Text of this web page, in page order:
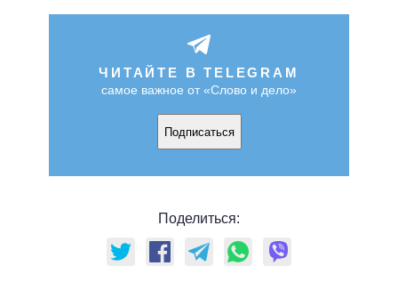
ЧИТАЙТЕ В TELEGRAM
самое важное от «Слово и дело»
Подписаться
Поделиться: